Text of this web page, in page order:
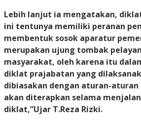
Lebih lanjut ia mengatakan,
ini tentunya memiliki peranan
membentuk sosok aparatur
merupakan ujung tombak
masyarakat, oleh karena itu
diklat prajabatan yang
dibiasakan dengan aturan-
akan diterapkan selama
diklat,”Ujar T.Reza Rizki.